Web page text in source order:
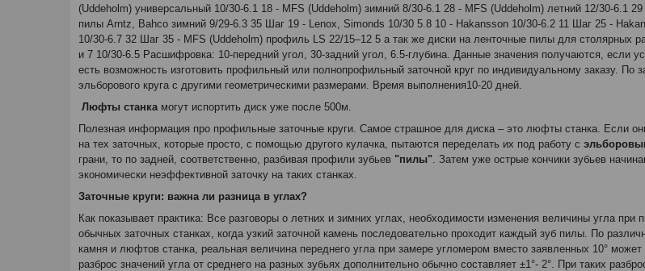
(Uddeholm) универсальный 10/30-6.1 18 - MFS (Uddeholm) зимний 8/30-6.1 28 - MFS (Uddeholm) летний 12/30-6.1 29
пилы Arntz, Bahco зимний 9/29-6.3 35 Шаг 19 - Lenox, Simonds 10/30 5.8 10 - Hakansson 10/30-6.2 11 Шаг 25 -
10/30-6.7 32 Шаг 35 - MFS (Uddeholm) профиль LS 22/15–12 5 а так же диски на ленточные пилы для столярных
и 7 10/30-6.5 Расшифровка: 10-передний угол, 30-задний угол, 6.5-глубина. Данные значения получаются, если
есть возможность изготовить профильный или полнопрофильный заточной круг по индивидуальному заказу. По
эльборового круга с другими геометрическими размерами. Время выполнения10-20 дней.
Люфты станка могут испортить диск уже после 500м.
Полезная информация про профильные заточные круги. Самое страшное для диска – это люфты станка. Если
на тех заточных, которые просто, с помощью другого кулачка, пытаются переделать их под работу с
грани, то по задней, соответственно, разбивая профили зубьев "пилы" . Затем уже острые кончики зубьев
экономически неэффективной заточку на таких станках.
Заточные круги: важна ли разница в углах?
Как показывает практика: Все разговоры о летних и зимних углах, необходимости изменения величины угла
обычных заточных станках, когда узкий заточной камень последовательно проходит каждый зуб пилы. По
камня и люфтов станка, реальная величина переднего угла при замере угломером вместо заявленных 10°
разброс значений угла от среднего на разных зубьях дополнительно обычно составляет ±1°- 2°. При таких